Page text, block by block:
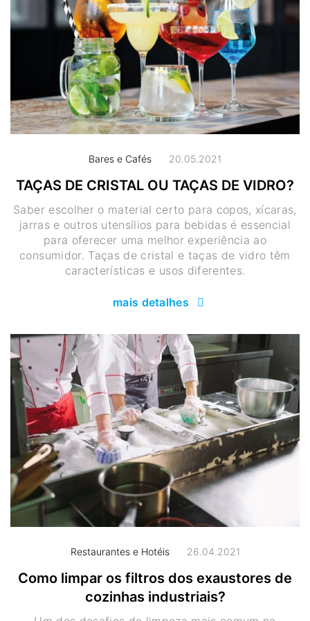
Bares e Cafés 20.05.2021
TAÇAS DE CRISTAL OU TAÇAS DE VIDRO?
Saber escolher o material certo para copos, xícaras,
jarras e outros utensílios para bebidas é essencial
para oferecer uma melhor experiência ao
consumidor. Taças de cristal e taças de vidro têm
características e usos diferentes.
mais detalhes
Restaurantes e Hotéis 26.04.2021
Como limpar os filtros dos exaustores de
cozinhas industriais?